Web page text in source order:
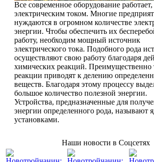
Все современное оборудование работает,
электрическим током. Многие
нуждаются в огромном количестве
энергии. Чтобы обеспечить их
работу, необходим мощный источник
электрического тока. Подобного рода
осуществляют свою работу благодаря
химических реакций. Преимущественно
реакции приводят к делению
веществ. Благодаря этому процессу
большое количество полезной энергии.
Устройства, предназначенные для
энергии определенного рода, называют
установками.
Наши новости в Соцсетях